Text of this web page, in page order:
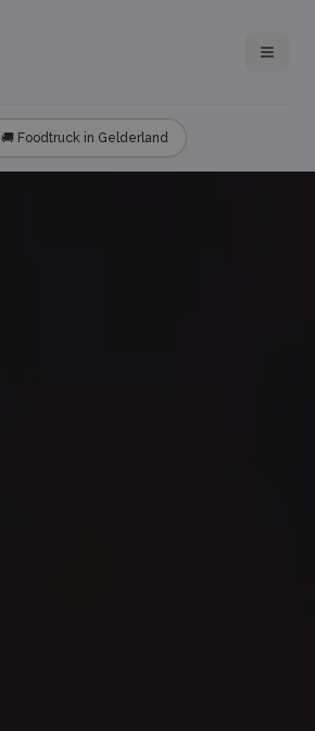
🚚 Foodtruck in Gelderland